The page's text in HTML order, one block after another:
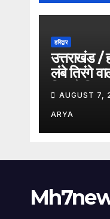
हरिद्वार
उत्तराखंड /
लंबे तिरंगे
समर्पित
यात्रा_देखे
AUGUST 7,
ARYA